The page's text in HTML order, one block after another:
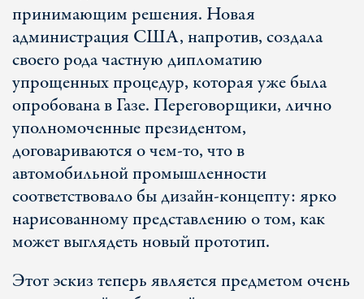
принимающим решения. Новая
администрация США, напротив, создала
своего рода частную дипломатию
упрощенных процедур, которая уже была
опробована в Газе. Переговорщики, лично
уполномоченные президентом,
договариваются о чем-то, что в
автомобильной промышленности
соответствовало бы дизайн-концепту: ярко
нарисованному представлению о том, как
может выглядеть новый прототип.
Этот эскиз теперь является предметом очень